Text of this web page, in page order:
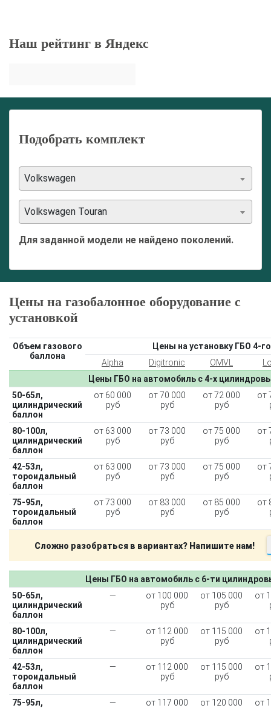
Наш рейтинг в Яндекс
Подобрать комплект
Volkswagen
Volkswagen Touran
Для заданной модели не найдено поколений.
Цены на газобалонное оборудование с
установкой
Объем газового
баллона
Цены на установку ГБО 4-
Alpha
Digitronic OMVL
Цены ГБО на автомобиль с 4-х
50-65л,
цилиндрический
баллон
от 60 000
руб
от 70 000
руб
от 72 000
руб
от
80-100л,
цилиндрический
баллон
от 63 000
руб
от 73 000
руб
от 75 000
руб
от
42-53л,
тороидальный
баллон
от 63 000
руб
от 73 000
руб
от 75 000
руб
от
75-95л,
тороидальный
баллон
от 73 000
руб
от 83 000
руб
от 85 000
руб
от
Сложно разобраться в вариантах? Напишите нам!
Цены ГБО на автомобиль с 6-ти
50-65л,
цилиндрический
баллон
—
от 100 000
руб
от 105 000
руб
от
80-100л,
цилиндрический
баллон
—
от 112 000
руб
от 115 000
руб
от
42-53л,
тороидальный
баллон
—
от 112 000
руб
от 115 000
руб
от
75-95л,
—
от 117 000
от 120 000
от